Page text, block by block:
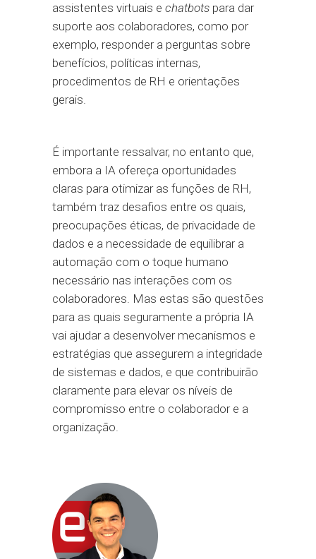
assistentes virtuais e chatbots para dar
suporte aos colaboradores, como por
exemplo, responder a perguntas sobre
benefícios, políticas internas,
procedimentos de RH e orientações
gerais.
É importante ressalvar, no entanto que,
embora a IA ofereça oportunidades
claras para otimizar as funções de RH,
também traz desafios entre os quais,
preocupações éticas, de privacidade de
dados e a necessidade de equilibrar a
automação com o toque humano
necessário nas interações com os
colaboradores. Mas estas são questões
para as quais seguramente a própria IA
vai ajudar a desenvolver mecanismos e
estratégias que assegurem a integridade
de sistemas e dados, e que contribuirão
claramente para elevar os níveis de
compromisso entre o colaborador e a
organização.